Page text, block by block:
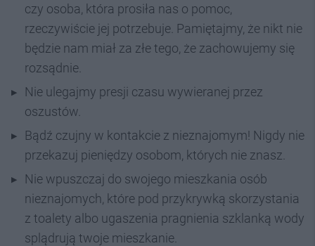
czy osoba, która prosiła nas o pomoc,
rzeczywiście jej potrzebuje. Pamiętajmy, że nikt nie
będzie nam miał za złe tego, że zachowujemy się
rozsądnie.
Nie ulegajmy presji czasu wywieranej przez
oszustów.
Bądź czujny w kontakcie z nieznajomym! Nigdy nie
przekazuj pieniędzy osobom, których nie znasz.
Nie wpuszczaj do swojego mieszkania osób
nieznajomych, które pod przykrywką skorzystania
z toalety albo ugaszenia pragnienia szklanką wody
splądrują twoje mieszkanie.